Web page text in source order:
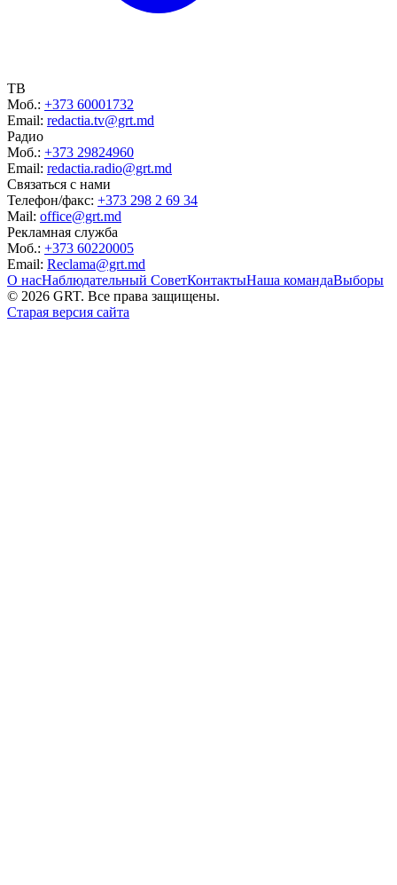
ТВ
Моб.: +373 60001732
Email: redactia.tv@grt.md
Радио
Моб.: +373 29824960
Email: redactia.radio@grt.md
Связаться с нами
Телефон/факс: +373 298 2 69 34
Mail: office@grt.md
Рекламная служба
Моб.: +373 60220005
Email: Reclama@grt.md
О насНаблюдательный СоветКонтактыНаша командаВыборы
© 2026 GRT. Все права защищены.
Старая версия сайта